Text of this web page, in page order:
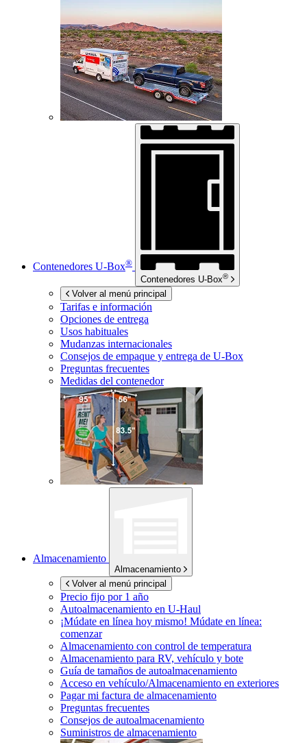
Contenedores U-Box®
Contenedores U-Box®
Volver al menú principal
Tarifas e información
Opciones de entrega
Usos habituales
Mudanzas internacionales
Consejos de empaque y entrega de U-Box
Preguntas frecuentes
Medidas del contenedor
Almacenamiento
Almacenamiento
Volver al menú principal
Precio fijo por 1 año
Autoalmacenamiento en U-Haul
¡Múdate en línea hoy mismo! Múdate en línea:
comenzar
Almacenamiento con control de temperatura
Almacenamiento para RV, vehículo y bote
Guía de tamaños de autoalmacenamiento
Acceso en vehículo/Almacenamiento en exteriores
Pagar mi factura de almacenamiento
Preguntas frecuentes
Consejos de autoalmacenamiento
Suministros de almacenamiento